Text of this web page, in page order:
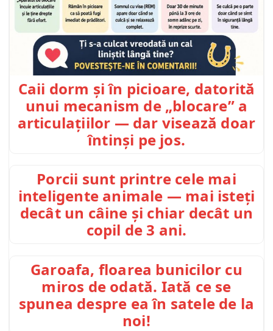
Caii dorm și în picioare, datorită
unui mecanism de „blocare” a
articulațiilor — dar visează doar
întinși pe jos.
Porcii sunt printre cele mai
inteligente animale — mai isteți
decât un câine și chiar decât un
copil de 3 ani.
Garoafa, floarea bunicilor cu
miros de odată. Iată ce se
spunea despre ea în satele de la
noi!